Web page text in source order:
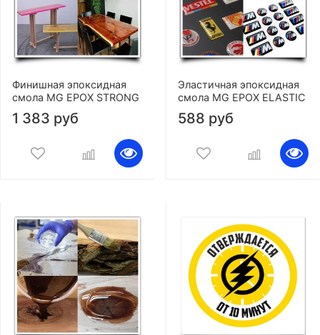
Финишная эпоксидная
смола MG EPOX STRONG
1 383 руб
Эластичная эпоксидная
смола MG EPOX ELASTIC
588 руб